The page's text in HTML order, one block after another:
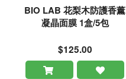
BIO LAB 花梨木防護香薰
凝晶面膜 1盒/5包
$125.00